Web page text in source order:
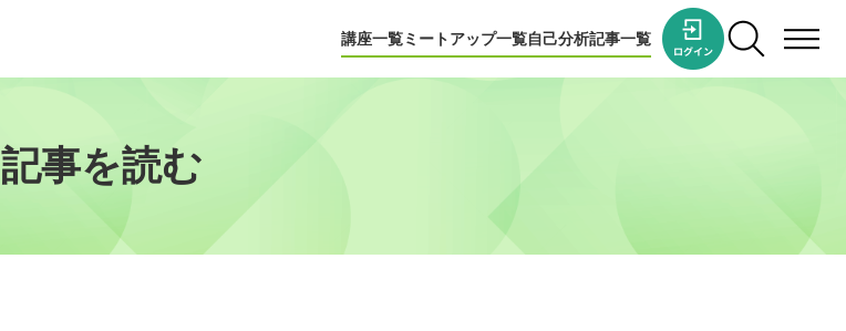
講座一覧ミートアップ一覧自己分析記事一覧
記事を読む